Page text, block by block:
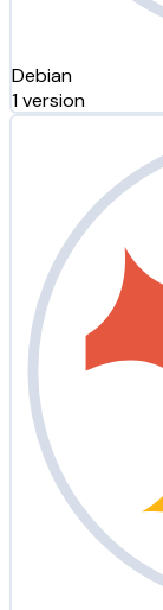
Debian
1 version